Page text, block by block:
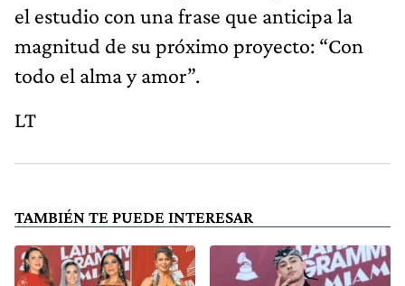
el estudio con una frase que anticipa la
magnitud de su próximo proyecto: “Con
todo el alma y amor”.
LT
TAMBIÉN TE PUEDE INTERESAR